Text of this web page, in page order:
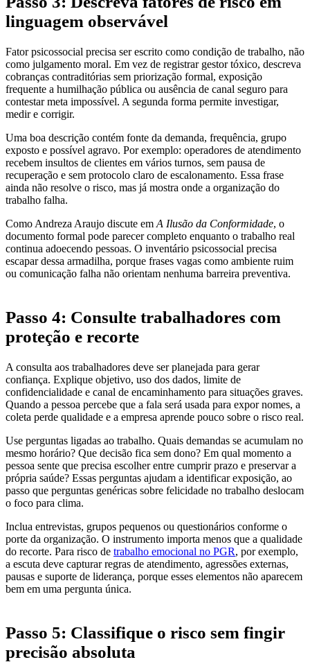
linguagem observável
Fator psicossocial precisa ser escrito como condição de trabalho, não
como julgamento moral. Em vez de registrar gestor tóxico, descreva
cobranças contraditórias sem priorização formal, exposição
frequente a humilhação pública ou ausência de canal seguro para
contestar meta impossível. A segunda forma permite investigar,
medir e corrigir.
Uma boa descrição contém fonte da demanda, frequência, grupo
exposto e possível agravo. Por exemplo: operadores de atendimento
recebem insultos de clientes em vários turnos, sem pausa de
recuperação e sem protocolo claro de escalonamento. Essa frase
ainda não resolve o risco, mas já mostra onde a organização do
trabalho falha.
Como Andreza Araujo discute em A Ilusão da Conformidade, o
documento formal pode parecer completo enquanto o trabalho real
continua adoecendo pessoas. O inventário psicossocial precisa
escapar dessa armadilha, porque frases vagas como ambiente ruim
ou comunicação falha não orientam nenhuma barreira preventiva.
Passo 4: Consulte trabalhadores com
proteção e recorte
A consulta aos trabalhadores deve ser planejada para gerar
confiança. Explique objetivo, uso dos dados, limite de
confidencialidade e canal de encaminhamento para situações graves.
Quando a pessoa percebe que a fala será usada para expor nomes, a
coleta perde qualidade e a empresa aprende pouco sobre o risco real.
Use perguntas ligadas ao trabalho. Quais demandas se acumulam no
mesmo horário? Que decisão fica sem dono? Em qual momento a
pessoa sente que precisa escolher entre cumprir prazo e preservar a
própria saúde? Essas perguntas ajudam a identificar exposição, ao
passo que perguntas genéricas sobre felicidade no trabalho deslocam
o foco para clima.
Inclua entrevistas, grupos pequenos ou questionários conforme o
porte da organização. O instrumento importa menos que a qualidade
do recorte. Para risco de trabalho emocional no PGR, por exemplo,
a escuta deve capturar regras de atendimento, agressões externas,
pausas e suporte de liderança, porque esses elementos não aparecem
bem em uma pergunta única.
Passo 5: Classifique o risco sem fingir
precisão absoluta